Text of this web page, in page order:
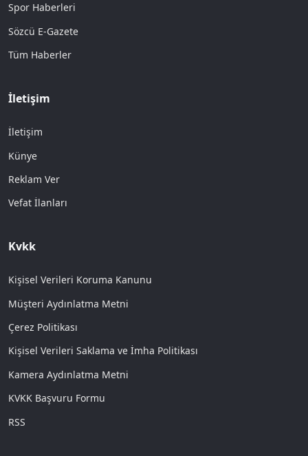
Spor Haberleri
Sözcü E-Gazete
Tüm Haberler
İletişim
İletişim
Künye
Reklam Ver
Vefat İlanları
Kvkk
Kişisel Verileri Koruma Kanunu
Müşteri Aydınlatma Metni
Çerez Politikası
Kişisel Verileri Saklama ve İmha Politikası
Kamera Aydınlatma Metni
KVKK Başvuru Formu
RSS